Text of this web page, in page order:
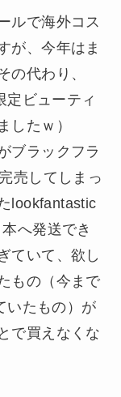
ルで海外コス
が、今年はま
の代わり、
定ビューティ
したｗ）
ブラックフラ
売してしまっ
lookfantastic
へ発送でき
ていて、欲し
もの（今まで
いたもの）が
で買えなくな